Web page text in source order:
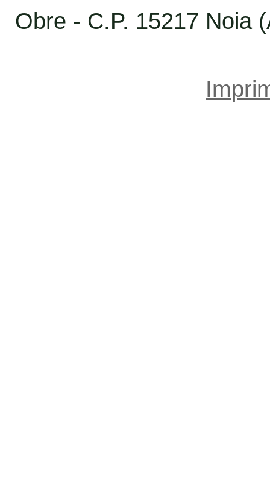
Obre - C.P. 15217 Noia